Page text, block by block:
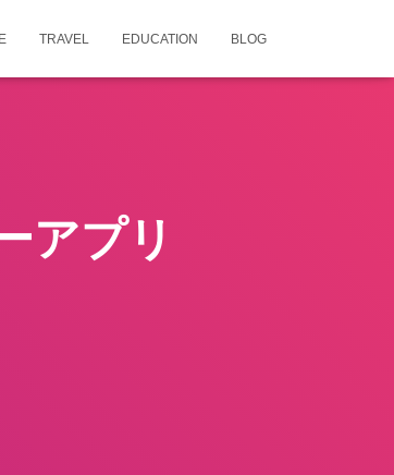
TRAVEL EDUCATION BLOG
アプリ